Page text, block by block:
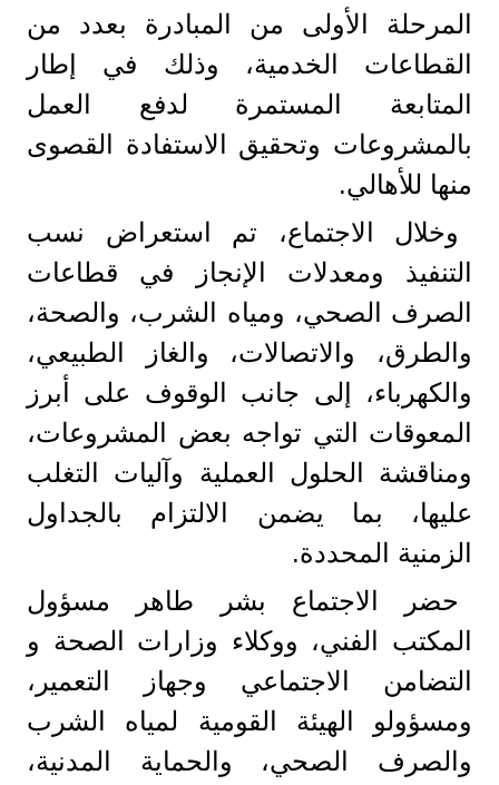
المرحلة الأولى من المبادرة بعدد من
القطاعات الخدمية، وذلك في إطار
المتابعة المستمرة لدفع العمل
بالمشروعات وتحقيق الاستفادة القصوى
منها للأهالي.
وخلال الاجتماع، تم استعراض نسب
التنفيذ ومعدلات الإنجاز في قطاعات
الصرف الصحي، ومياه الشرب، والصحة،
والطرق، والاتصالات، والغاز الطبيعي،
والكهرباء، إلى جانب الوقوف على أبرز
المعوقات التي تواجه بعض المشروعات،
ومناقشة الحلول العملية وآليات التغلب
عليها، بما يضمن الالتزام بالجداول
الزمنية المحددة.
حضر الاجتماع بشر طاهر مسؤول
المكتب الفني، ووكلاء وزارات الصحة و
التضامن الاجتماعي وجهاز التعمير،
ومسؤولو الهيئة القومية لمياه الشرب
والصرف الصحي، والحماية المدنية،